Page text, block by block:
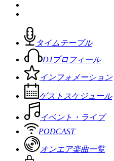
タイムテーブル
DJプロフィール
インフォメーション
ゲストスケジュール
イベント・ライブ
PODCAST
オンエア楽曲一覧